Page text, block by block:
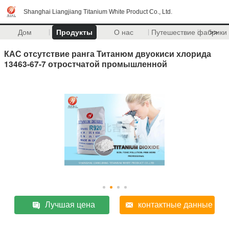
Shanghai Liangjiang Titanium White Product Co., Ltd.
Дом Продукты О нас Путешествие фабрики
>>
КАС отсутствие ранга Титанюм двуокиси хлорида
13463-67-7 отростчатой промышленной
Лучшая цена контактные данные